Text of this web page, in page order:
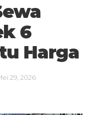
6
Harga
29, 2026